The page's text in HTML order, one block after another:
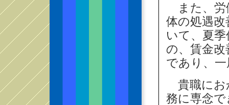
また、労
体の処遇
いて、夏
の、賃金
であり、
貴職にお
務に専念